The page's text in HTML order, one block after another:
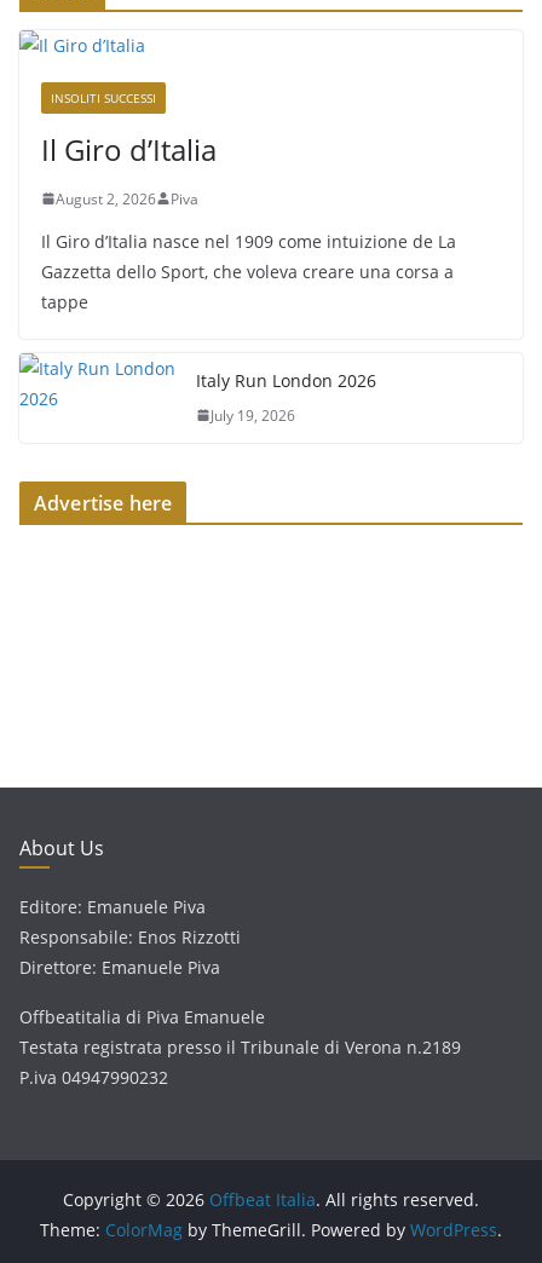
INSOLITI SUCCESSI
Il Giro d’Italia
August 2, 2026 Piva
Il Giro d’Italia nasce nel 1909 come intuizione de La
Gazzetta dello Sport, che voleva creare una corsa a
tappe
Italy Run London 2026
July 19, 2026
Advertise here
About Us
Editore: Emanuele Piva
Responsabile: Enos Rizzotti
Direttore: Emanuele Piva
Offbeatitalia di Piva Emanuele
Testata registrata presso il Tribunale di Verona n.2189
P.iva 04947990232
Copyright © 2026 Offbeat Italia. All rights reserved.
Theme: ColorMag by ThemeGrill. Powered by WordPress.